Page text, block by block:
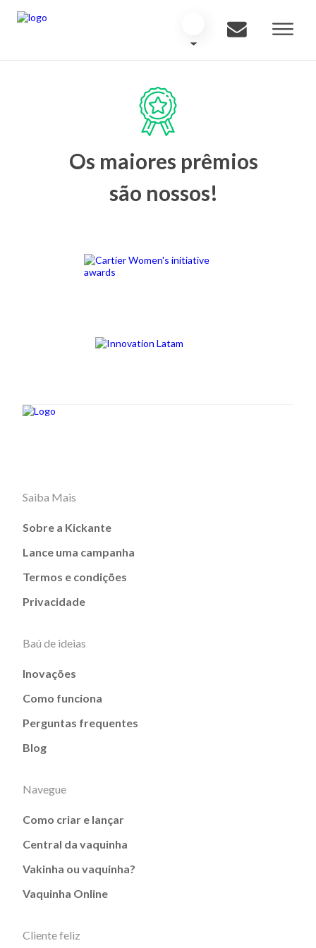
Os maiores prêmios
são nossos!
Saiba Mais
Sobre a Kickante
Lance uma campanha
Termos e condições
Privacidade
Baú de ideias
Inovações
Como funciona
Perguntas frequentes
Blog
Navegue
Como criar e lançar
Central da vaquinha
Vakinha ou vaquinha?
Vaquinha Online
Cliente feliz